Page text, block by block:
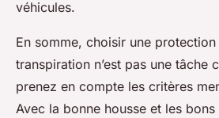
véhicules.
En somme, choisir une
transpiration n’est pas une tâche
prenez en compte les critères
Avec la bonne housse et les